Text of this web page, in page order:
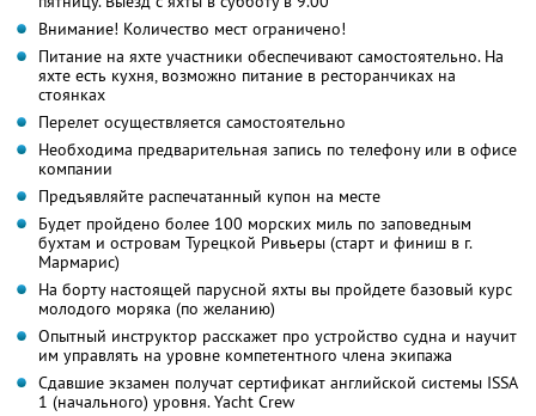
Внимание! Количество мест ограничено!
Питание на яхте участники обеспечивают самостоятельно. На
яхте есть кухня, возможно питание в ресторанчиках на
стоянках
Перелет осуществляется самостоятельно
Необходима предварительная запись по телефону или в офисе
компании
Предъявляйте распечатанный купон на месте
Будет пройдено более 100 морских миль по заповедным
бухтам и островам Турецкой Ривьеры (старт и финиш в г.
Мармарис)
На борту настоящей парусной яхты вы пройдете базовый курс
молодого моряка (по желанию)
Опытный инструктор расскажет про устройство судна и научит
им управлять на уровне компетентного члена экипажа
Сдавшие экзамен получат сертификат английской системы ISSA
1 (начального) уровня. Yacht Crew